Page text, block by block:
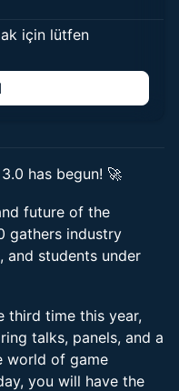
için lütfen
has begun! 🚀
future of the
gathers industry
and students under
third time this year,
talks, panels, and a
world of game
you will have the